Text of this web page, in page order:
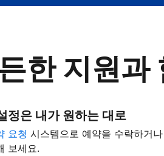
한 지원과
정은 내가 원하는 대로
요청 시스템으로 예약을 수락하거
보세요.